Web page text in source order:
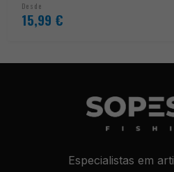
Desde
15,99 €
Especialistas em